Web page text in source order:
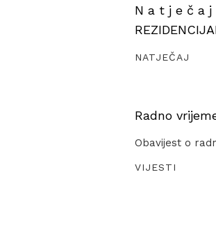
N a t j e č a j
NATJEČAJ
Radno
Obavijest o
VIJESTI